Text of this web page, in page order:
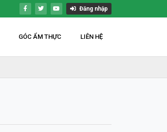
Đăng nhập
GÓC ẨM THỰC LIÊN HỆ